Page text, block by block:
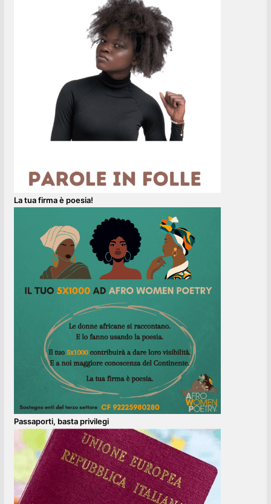
La tua firma è poesia!
Passaporti, basta privilegi